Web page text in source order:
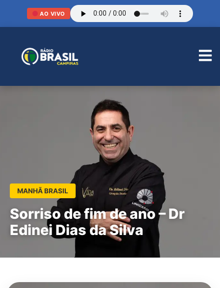
AO VIVO
MANHÃ BRASIL
Sorriso de fim de ano – Dr
Edinei Dias da Silva